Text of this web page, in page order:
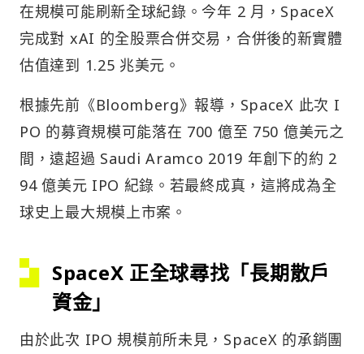
在規模可能刷新全球紀錄。今年 2 月，SpaceX
完成對 xAI 的全股票合併交易，合併後的新實體
估值達到 1.25 兆美元。
根據先前《Bloomberg》報導，SpaceX 此次 I
PO 的募資規模可能落在 700 億至 750 億美元之
間，遠超過 Saudi Aramco 2019 年創下的約 2
94 億美元 IPO 紀錄。若最終成真，這將成為全
球史上最大規模上市案。
SpaceX 正全球尋找「長期散戶
資金」
由於此次 IPO 規模前所未見，SpaceX 的承銷團